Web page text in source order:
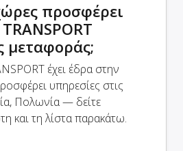
προσφέρει
μεταφοράς;
έχει έδρα στην
υπηρεσίες στις
Πολωνία — δείτε
και τη λίστα παρακάτω.